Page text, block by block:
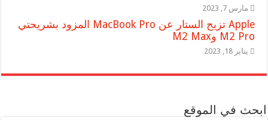
مارس 7, 2023
Apple تزيح الستار عن MacBook Pro المزود بشريحتي
M2 Pro وM2 Max
يناير 18, 2023
ابحث في الموقع